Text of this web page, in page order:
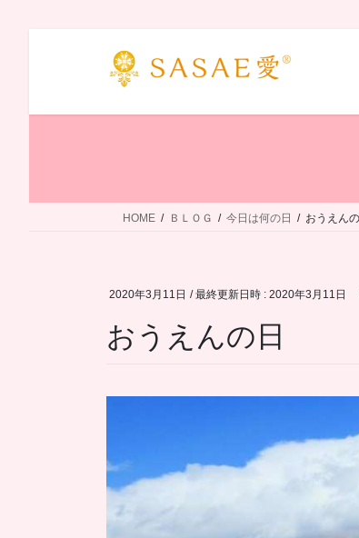
HOME ＢＬＯＧ 今日は何の日 おうえん
2020年3月11日 / 最終更新日時 : 2020年3月11日
おうえんの日